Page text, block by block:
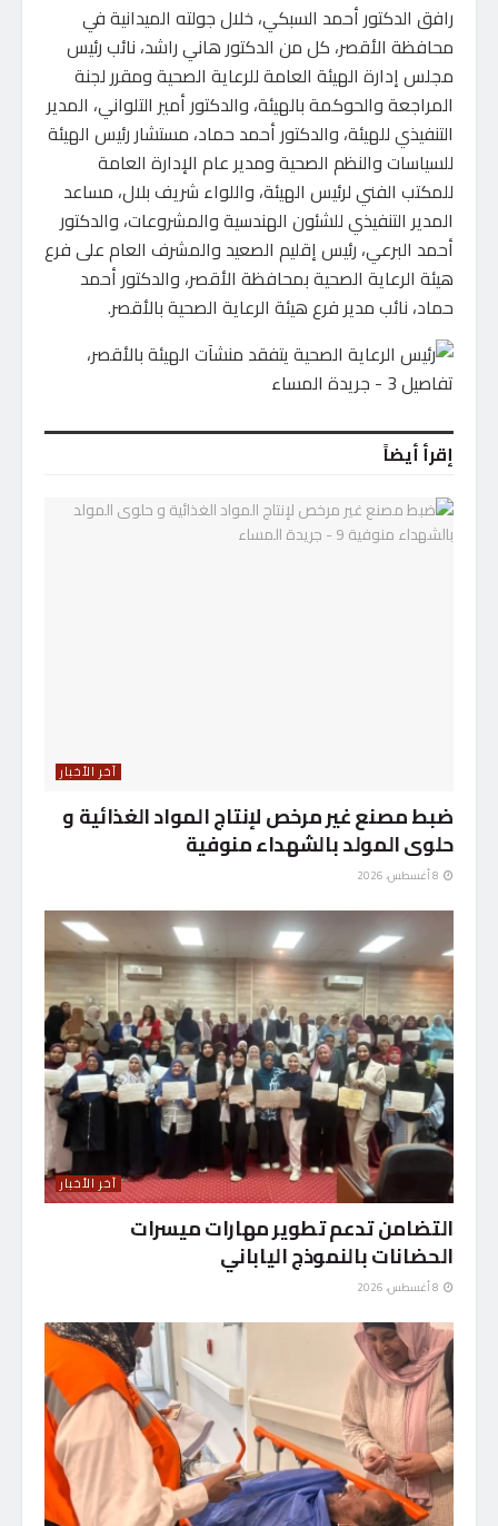
رافق الدكتور أحمد السبكي، خلال جولته الميدانية في
محافظة الأقصر، كل من الدكتور هاني راشد، نائب رئيس
مجلس إدارة الهيئة العامة للرعاية الصحية ومقرر لجنة
المراجعة والحوكمة بالهيئة، والدكتور أمير التلواني، المدير
التنفيذي للهيئة، والدكتور أحمد حماد، مستشار رئيس الهيئة
للسياسات والنظم الصحية ومدير عام الإدارة العامة
للمكتب الفني لرئيس الهيئة، واللواء شريف بلال، مساعد
المدير التنفيذي للشئون الهندسية والمشروعات، والدكتور
أحمد البرعي، رئيس إقليم الصعيد والمشرف العام على فرع
هيئة الرعاية الصحية بمحافظة الأقصر، والدكتور أحمد
حماد، نائب مدير فرع هيئة الرعاية الصحية بالأقصر.
إقرأ أيضاً
آخر الأخبار
ضبط مصنع غير مرخص لإنتاج المواد الغذائية و
حلوى المولد بالشهداء منوفية
آخر الأخبار
التضامن تدعم تطوير مهارات ميسرات
الحضانات بالنموذج الياباني